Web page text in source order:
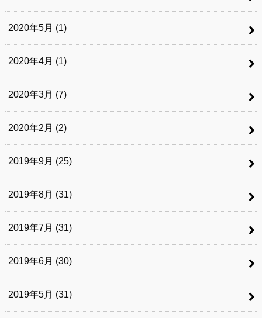
2020年5月 (1)
2020年4月 (1)
2020年3月 (7)
2020年2月 (2)
2019年9月 (25)
2019年8月 (31)
2019年7月 (31)
2019年6月 (30)
2019年5月 (31)